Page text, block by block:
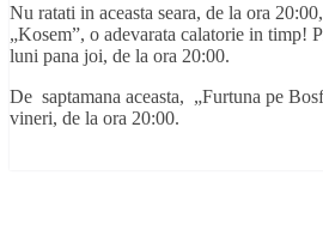
Nu ratati in aceasta seara, de la ora
„Kosem”, o adevarata calatorie in timp!
luni pana joi, de la ora 20:00.
De saptamana aceasta, „Furtuna pe
vineri, de la ora 20:00.